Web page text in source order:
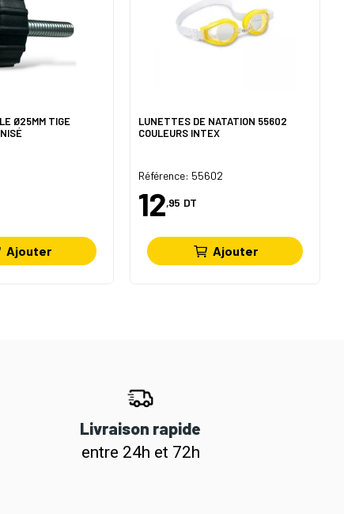
Ø25MM TIGE
Ajouter
LUNETTES DE NATATION 55602
COULEURS INTEX
Référence: 55602
12,95 DT
Ajouter
Livraison rapide
entre 24h et 72h